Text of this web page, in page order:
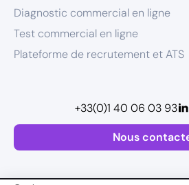
Diagnostic commercial en ligne
Test commercial en ligne
Plateforme de recrutement et ATS
Nous
+33(0)1 40 06 03 93